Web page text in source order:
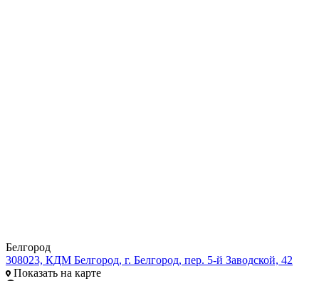
Белгород
308023, КДМ Белгород, г. Белгород, пер. 5-й Заводской, 42
Показать на карте